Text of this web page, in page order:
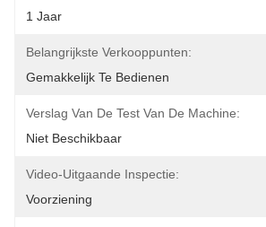
1 Jaar
Belangrijkste Verkooppunten:
Gemakkelijk Te Bedienen
Verslag Van De Test Van De Machine:
Niet Beschikbaar
Video-Uitgaande Inspectie:
Voorziening